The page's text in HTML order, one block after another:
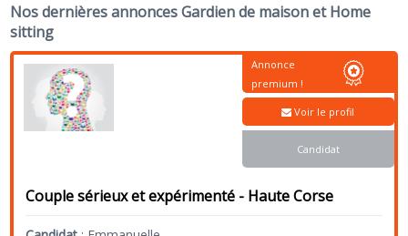
Nos dernières annonces Gardien de maison et Home
sitting
Couple sérieux et expérimenté - Haute Corse
Annonce
premium !
Voir le profil
Candidat